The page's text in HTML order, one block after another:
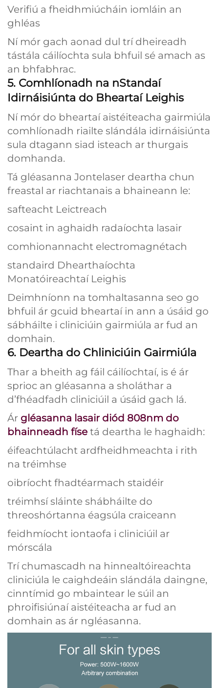
Verifiú a fheidhmiúcháin iomláin an
ghléas
Ní mór gach aonad dul trí dheireadh
tástála cáilíochta sula bhfuil sé amach as
an bhfabhrac.
5. Comhlíonadh na nStandaí
Idirnáisiúnta do Bheartaí Leighis
Ní mór do bheartaí aistéiteacha gairmiúla
comhlíonadh riailte slándála idirnáisiúnta
sula dtagann siad isteach ar thurgais
domhanda.
Tá gléasanna Jontelaser deartha chun
freastal ar riachtanais a bhaineann le:
safteacht Leictreach
cosaint in aghaidh radaíochta lasair
comhionannacht electromagnétach
standaird Dhearthaíochta
Monatóireachtaí Leighis
Deimhníonn na tomhaltasanna seo go
bhfuil ár gcuid bheartaí in ann a úsáid go
sábháilte i cliniciúin gairmiúla ar fud an
domhain.
6. Deartha do Chliniciúin Gairmiúla
Thar a bheith ag fáil cáilíochtaí, is é ár
sprioc an gléasanna a sholáthar a
d’fhéadfadh cliniciúil a úsáid gach lá.
Ár gléasanna lasair diód 808nm do
bhainneadh físe tá deartha le haghaidh:
éifeachtúlacht ardfheidhmeachta i rith
na tréimhse
oibríocht fhadtéarmach staidéir
tréimhsí sláinte shábháilte do
threoshórtanna éagsúla craiceann
feidhmíocht iontaofa i cliniciúil ar
mórscála
Trí chumascadh na hinnealtóireachta
cliniciúla le caighdeáin slándála daingne,
cinntímid go mbaintear le súil an
phroifisiúnaí aistéiteacha ar fud an
domhain as ár ngléasanna.